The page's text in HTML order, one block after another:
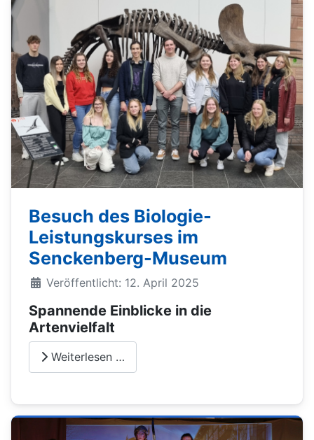
Besuch des Biologie-
Leistungskurses im
Senckenberg-Museum
Veröffentlicht: 12. April 2025
Spannende Einblicke in die
Artenvielfalt
Weiterlesen …